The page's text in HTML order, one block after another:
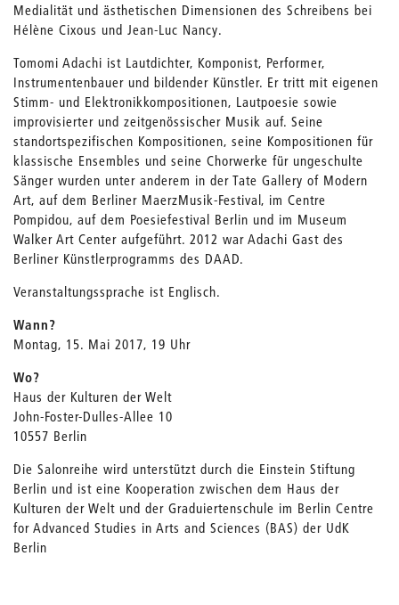
Medialität und ästhetischen Dimensionen des Schreibens bei
Hélène Cixous und Jean-Luc Nancy.
Tomomi Adachi ist Lautdichter, Komponist, Performer,
Instrumentenbauer und bildender Künstler. Er tritt mit eigenen
Stimm- und Elektronikkompositionen, Lautpoesie sowie
improvisierter und zeitgenössischer Musik auf. Seine
standortspezifischen Kompositionen, seine Kompositionen für
klassische Ensembles und seine Chorwerke für ungeschulte
Sänger wurden unter anderem in der Tate Gallery of Modern
Art, auf dem Berliner MaerzMusik-Festival, im Centre
Pompidou, auf dem Poesiefestival Berlin und im Museum
Walker Art Center aufgeführt. 2012 war Adachi Gast des
Berliner Künstlerprogramms des DAAD.
Veranstaltungssprache ist Englisch.
Wann?
Montag, 15. Mai 2017, 19 Uhr
Wo?
Haus der Kulturen der Welt
John-Foster-Dulles-Allee 10
10557 Berlin
Die Salonreihe wird unterstützt durch die Einstein Stiftung
Berlin und ist eine Kooperation zwischen dem Haus der
Kulturen der Welt und der Graduiertenschule im Berlin Centre
for Advanced Studies in Arts and Sciences (BAS) der UdK
Berlin